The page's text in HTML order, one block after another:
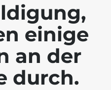
einige
an der
durch.